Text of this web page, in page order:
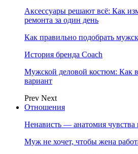
Аксессуары решают всё: Как
ремонта за один день
Как правильно подобрать
История бренда Coach
Мужской деловой костюм: Как
вариант
Prev Next
Отношения
Ненависть — анатомия чувства
Муж не хочет, чтобы жена